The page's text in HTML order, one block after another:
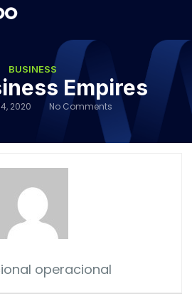
BUSINESS
Empires
2020 No Comments
operacional